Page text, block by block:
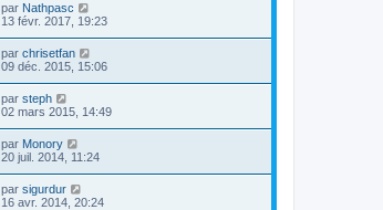
par Nathpasc
13 févr. 2017, 19:23
par chrisetfan
09 déc. 2015, 15:06
par steph
02 mars 2015, 14:49
par Monory
20 juil. 2014, 11:24
par sigurdur
16 avr. 2014, 20:24